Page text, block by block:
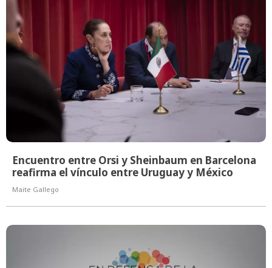
Encuentro entre Orsi y Sheinbaum en Barcelona
reafirma el vínculo entre Uruguay y México
Maite Gallego